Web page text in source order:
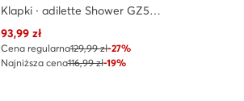
Klapki · adilette Shower GZ5922 · Czarny
Aktualna cena
93,99zł
Cena regularna129,99 zł-27%
Najniższa cena116,99 zł-19%